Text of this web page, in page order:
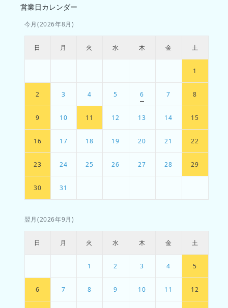
営業日カレンダー
今月(2026年8月)
日 月 火 水 木 金 土
1
2 3 4 5 6 7 8
9 10 11 12 13 14 15
16 17 18 19 20 21 22
23 24 25 26 27 28 29
30 31
翌月(2026年9月)
日 月 火 水 木 金 土
1 2 3 4 5
6 7 8 9 10 11 12